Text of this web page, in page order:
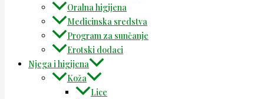
Oralna higijena
Medicinska sredstva
Program za sunčanje
Erotski dodaci
Njega i higijena
Koža
Lice